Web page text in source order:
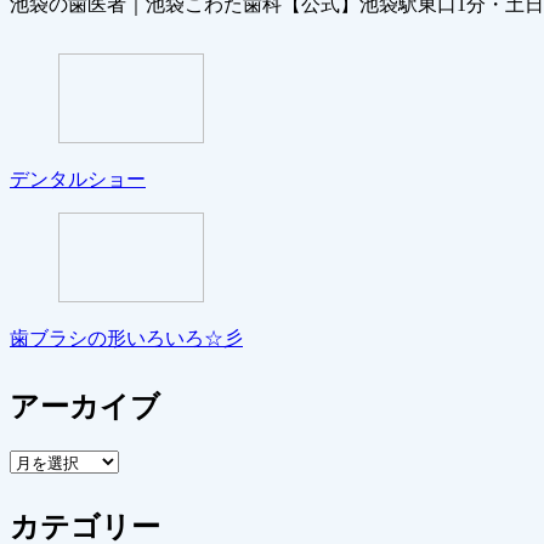
池袋の歯医者｜池袋こわた歯科【公式】池袋駅東口1分・土
デンタルショー
歯ブラシの形いろいろ☆彡
アーカイブ
ア
カ
イ
カテゴリー